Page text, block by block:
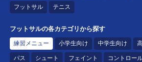
フットサル テニス
フットサルの各カテゴリから探す
練習メニュー 小学生向け 中学生向け
パス シュート フェイント コントロー